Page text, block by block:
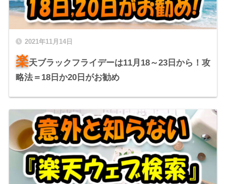
2021年11月14日
楽天ブラックフライデーは11月18～23日から！攻
略法＝18日か20日がお勧め